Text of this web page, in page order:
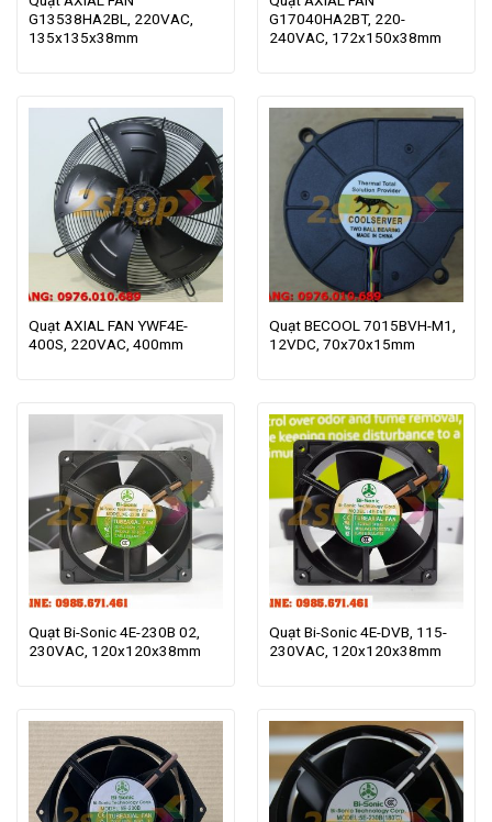
G13538HA2BL, 220VAC,
135x135x38mm
G17040HA2BT, 220-
240VAC, 172x150x38mm
Quạt AXIAL FAN YWF4E-
400S, 220VAC, 400mm
Quạt BECOOL 7015BVH-M1,
12VDC, 70x70x15mm
Quạt Bi-Sonic 4E-230B 02,
230VAC, 120x120x38mm
Quạt Bi-Sonic 4E-DVB, 115-
230VAC, 120x120x38mm